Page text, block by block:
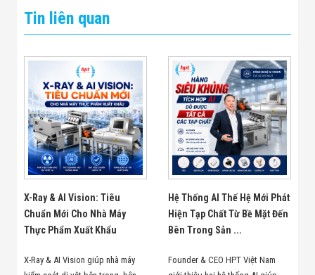
Tin liên quan
X-Ray & AI Vision: Tiêu
Chuẩn Mới Cho Nhà Máy
Thực Phẩm Xuất Khẩu
X-Ray & AI Vision giúp nhà máy
Hệ Thống AI Thế Hệ Mới Phát
Hiện Tạp Chất Từ Bề Mặt Đến
Bên Trong Sản ...
Founder & CEO HPT Việt Nam